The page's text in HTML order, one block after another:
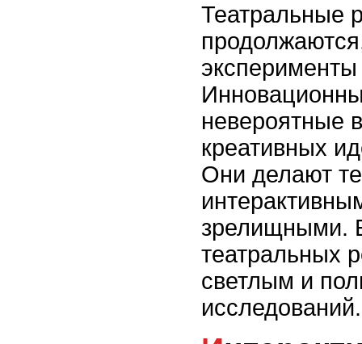
Театральные
эксперименты
невероятные
креативных
Они делают
зрелищными.
театральных
светлым и
исследований.